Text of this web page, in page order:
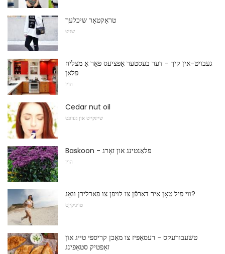
טראַקטאָר שיכלעך
שניט
געבויט-אין קיך - דער בעסטער אָפּציעס פֿאַר אַ מצליח
פּלאַן
הויז
Cedar nut oil
שיינקייט און געזונט
Baskoon - פּלאַנטינג און זאָרג
הויז
ווי פיל טאָן איר דאַרפֿן צו לויפן צו פאַרלירן וואָג?
טויגיקייַט
טשעבורעקס - רעסאַפּיז צו מאַכן קריספּי טייג און
זאַפטיק סטאַפינג